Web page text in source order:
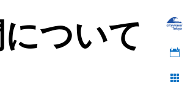
ついて

